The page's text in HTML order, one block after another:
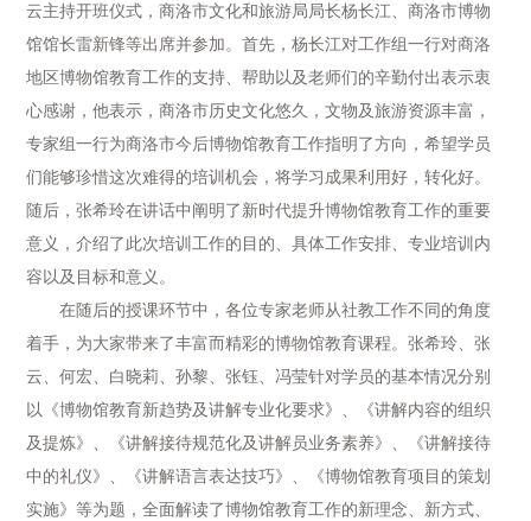
云主持开班仪式，商洛市文化和旅游局局长杨长江、商洛市博物
馆馆长雷新锋等出席并参加。首先，杨长江对工作组一行对商洛
地区博物馆教育工作的支持、帮助以及老师们的辛勤付出表示衷
心感谢，他表示，商洛市历史文化悠久，文物及旅游资源丰富，
专家组一行为商洛市今后博物馆教育工作指明了方向，希望学员
们能够珍惜这次难得的培训机会，将学习成果利用好，转化好。
随后，张希玲在讲话中阐明了新时代提升博物馆教育工作的重要
意义，介绍了此次培训工作的目的、具体工作安排、专业培训内
容以及目标和意义。
在随后的授课环节中，各位专家老师从社教工作不同的角度
着手，为大家带来了丰富而精彩的博物馆教育课程。张希玲、张
云、何宏、白晓莉、孙黎、张钰、冯莹针对学员的基本情况分别
以《博物馆教育新趋势及讲解专业化要求》、《讲解内容的组织
及提炼》、《讲解接待规范化及讲解员业务素养》、《讲解接待
中的礼仪》、《讲解语言表达技巧》、《博物馆教育项目的策划
实施》等为题，全面解读了博物馆教育工作的新理念、新方式、